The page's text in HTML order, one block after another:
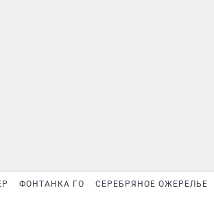
ФОНТАНКА ГО СЕРЕБРЯНОЕ ОЖЕРЕЛЬЕ